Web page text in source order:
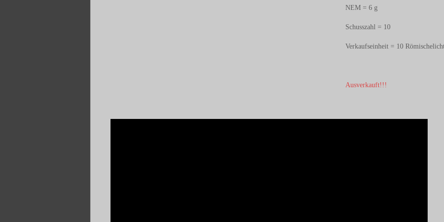
NEM = 6 g
Schusszahl = 10
Verkaufseinheit = 10
Ausverkauft!!!